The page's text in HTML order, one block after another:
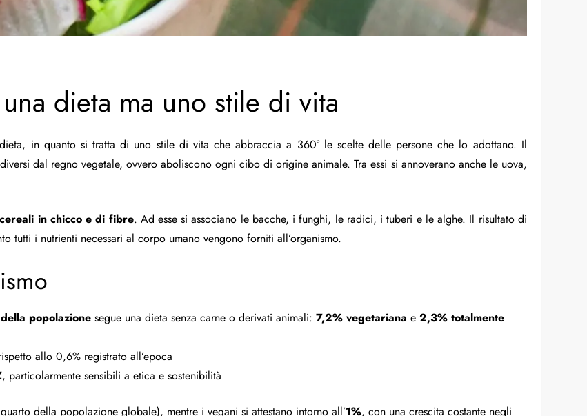
dieta ma uno stile di vita
in quanto si tratta di uno stile di vita che abbraccia a 360° le scelte delle persone che lo adottano. Il
dal regno vegetale, ovvero aboliscono ogni cibo di origine animale. Tra essi si annoverano anche le uova,
in chicco e di fibre. Ad esse si associano le bacche, i funghi, le radici, i tuberi e le alghe. Il risultato di
tutti i nutrienti necessari al corpo umano vengono forniti all’organismo.
popolazione segue una dieta senza carne o derivati animali:7,2% vegetariana e2,3% totalmente
allo 0,6% registrato all’epoca
, particolarmente sensibili a etica e sostenibilità
della popolazione globale), mentre i vegani si attestano intorno all’1%, con una crescita costante negli